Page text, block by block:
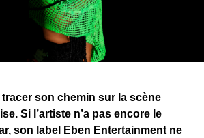
volonté deZEBENd’élargir son
qui laisse entrevoir de nombreuses
découvriront au fil de
Vie ».
Vie »
, Zang a annoncé une
articulée autour de sept clips,
ouvre la marche. Une stratégie qui
tracer son chemin sur la scène
Si l’artiste n’a pas encore le
son label Eben Entertainment ne